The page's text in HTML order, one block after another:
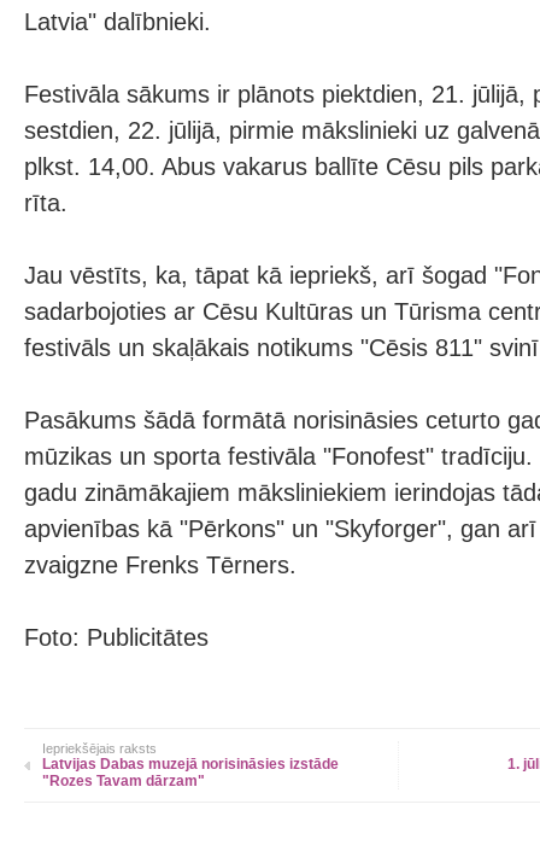
Latvia" dalībnieki.
Festivāla sākums ir plānots piektdien, 21. jūlijā,
sestdien, 22. jūlijā, pirmie mākslinieki uz
plkst. 14,00. Abus vakarus ballīte Cēsu pils
rīta.
Jau vēstīts, ka, tāpat kā iepriekš, arī šogad
sadarbojoties ar Cēsu Kultūras un Tūrisma
festivāls un skaļākais notikums "Cēsis 811"
Pasākums šādā formātā norisināsies ceturto
mūzikas un sporta festivāla "Fonofest"
gadu zināmākajiem māksliniekiem ierindojas
apvienības kā "Pērkons" un "Skyforger", gan
zvaigzne Frenks Tērners.
Foto: Publicitātes
Iepriekšējais raksts
Latvijas Dabas muzejā norisināsies izstāde
"Rozes Tavam dārzam"
1.